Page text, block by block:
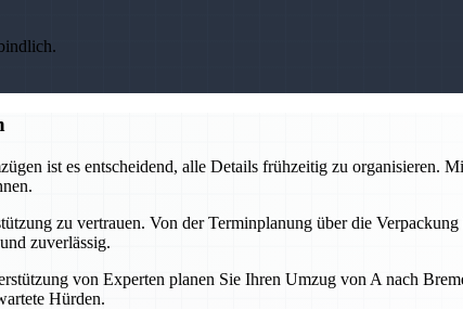
ist es entscheidend, alle Details frühzeitig zu organisieren.
zu vertrauen. Von der Terminplanung über die
zuverlässig.
von Experten planen Sie Ihren Umzug von A nach
Hürden.